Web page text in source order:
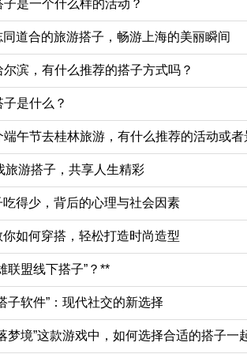
是一个什么样的活动？
道合的旅游搭子，畅游上海的美丽瞬间
尔滨，有什么推荐的搭子方式吗？
是什么？
午节去桂林旅游，有什么推荐的活动或者
旅游搭子，共享人生精彩
得少，背后的心理与社会因素
如何穿搭，轻松打造时尚造型
联盟线下搭子”？**
子软件”：现代社交的新选择
梦境”这款游戏中，如何选择合适的搭子一